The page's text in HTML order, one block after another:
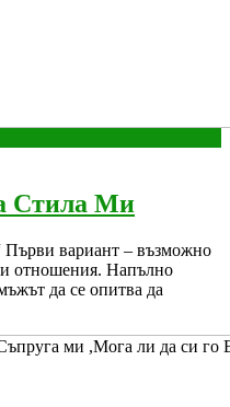
Стила Ми
Стила
Ми
вариант – възможно
отношения. Напълно
да се опитва да